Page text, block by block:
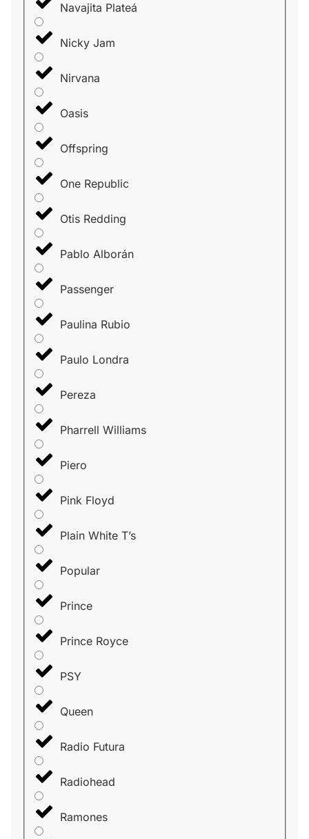
Navajita Plateá
Nicky Jam
Nirvana
Oasis
Offspring
One Republic
Otis Redding
Pablo Alborán
Passenger
Paulina Rubio
Paulo Londra
Pereza
Pharrell Williams
Piero
Pink Floyd
Plain White T’s
Popular
Prince
Prince Royce
PSY
Queen
Radio Futura
Radiohead
Ramones